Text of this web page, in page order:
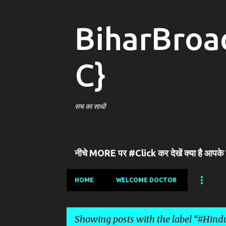
C}
सच का साथी
नीचे MORE पर #Click कर देखें क्या है आपके
HOME WELCOME DOCTOR
Showing posts with the label